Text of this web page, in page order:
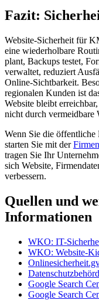
Fazit:
Website-Sicherheit für
eine wiederholbare
plant, Backups testet,
verwaltet, reduziert
Online-Sichtbarkeit.
regionalen Kunden ist
Website bleibt
nicht durch vermeidbare
Wenn Sie die öffentliche
starten Sie mit der
tragen Sie Ihr
sich Website,
verbessern.
Quellen und
Informationen
WKO: IT-
WKO: Website-
Google Search
Google Search